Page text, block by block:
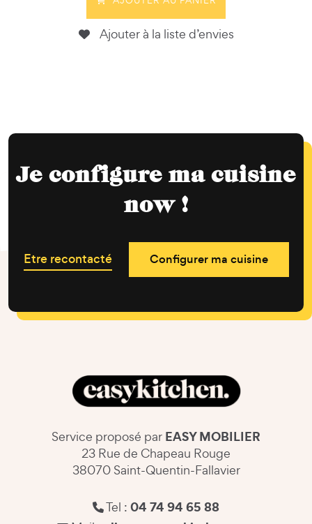
Ajouter à la liste d’envies
Je configure ma cuisine
now !
Etre recontacté Configurer ma cuisine
Service proposé par EASY MOBILIER
23 Rue de Chapeau Rouge
38070 Saint-Quentin-Fallavier
Tel : 04 74 94 65 88